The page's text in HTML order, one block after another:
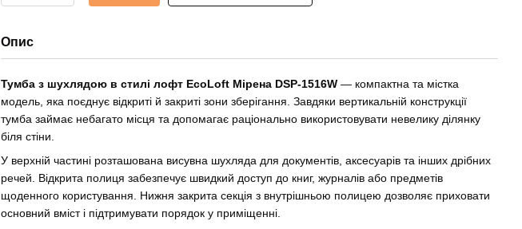
Опис
Тумба з шухлядою в стилі лофт EcoLoft Мірена DSP-1516W — компактна та містка
модель, яка поєднує відкриті й закриті зони зберігання. Завдяки вертикальній конструкції
тумба займає небагато місця та допомагає раціонально використовувати невелику ділянку
біля стіни.
У верхній частині розташована висувна шухляда для документів, аксесуарів та інших дрібних
речей. Відкрита полиця забезпечує швидкий доступ до книг, журналів або предметів
щоденного користування. Нижня закрита секція з внутрішньою полицею дозволяє приховати
основний вміст і підтримувати порядок у приміщенні.